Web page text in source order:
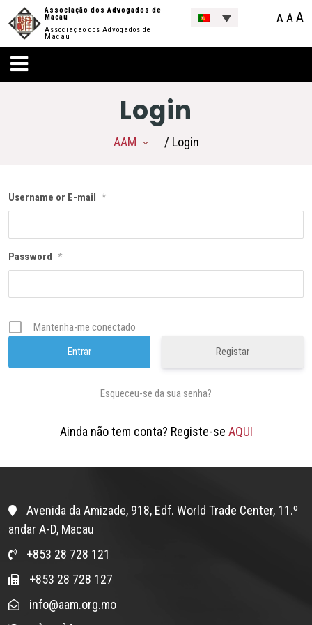
Associação dos Advogados de
Macau
Associação dos Advogados de
Macau
A AA
Login
AAM / Login
Username or E-mail *
Password *
Mantenha-me conectado
Registar
Esqueceu-se da sua senha?
Ainda não tem conta? Registe-se AQUI
Avenida da Amizade, 918, Edf. World Trade Center, 11.º
andar A-D, Macau
+853 28 728 121
+853 28 728 127
info@aam.org.mo